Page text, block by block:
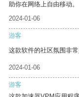
助你在网络上自由移动。
2024-01-06
游客
这款软件的社区氛围非
2024-01-06
游客